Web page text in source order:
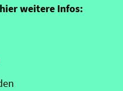
weitere Infos: